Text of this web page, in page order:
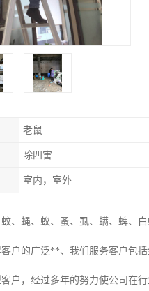
老鼠
除四害
室内，室外
、蝇、蚁、蚤、虱、螨、蜱、
户的广泛**、我们服务客户包
户，经过多年的努力使公司在行